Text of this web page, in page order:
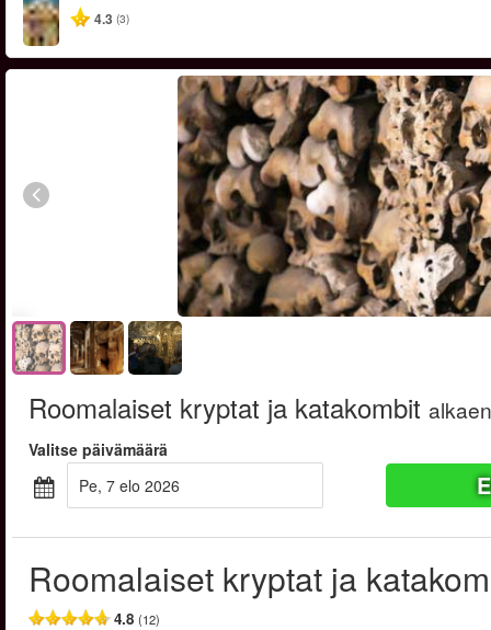
4.3 (3)
Roomalaiset kryptat ja katakombit alkaen
Valitse päivämäärä
pe, 7 elo 2026
Roomalaiset kryptat ja
4.8 (12)